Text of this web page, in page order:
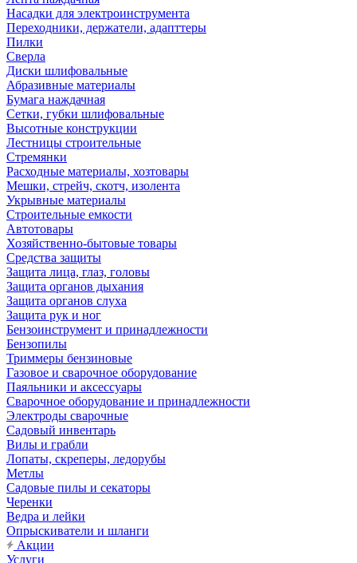
Насадки для электроинструмента
Переходники, держатели, адапттеры
Пилки
Сверла
Диски шлифовальные
Абразивные материалы
Бумага наждачная
Сетки, губки шлифовальные
Высотные конструкции
Лестницы строительные
Стремянки
Расходные материалы, хозтовары
Мешки, стрейч, скотч, изолента
Укрывные материалы
Строительные емкости
Автотовары
Хозяйственно-бытовые товары
Средства защиты
Защита лица, глаз, головы
Защита органов дыхания
Защита органов слуха
Защита рук и ног
Бензоинструмент и принадлежности
Бензопилы
Триммеры бензиновые
Газовое и сварочное оборудование
Паяльники и аксессуары
Сварочное оборудование и принадлежности
Электроды сварочные
Садовый инвентарь
Вилы и грабли
Лопаты, скреперы, ледорубы
Метлы
Садовые пилы и секаторы
Черенки
Ведра и лейки
Опрыскиватели и шланги
Акции
Услуги